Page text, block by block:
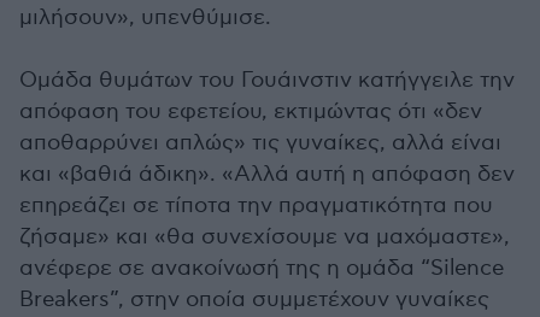
μιλήσουν», υπενθύμισε.
Ομάδα θυμάτων του Γουάινστιν κατήγγειλε την
απόφαση του εφετείου, εκτιμώντας ότι «δεν
αποθαρρύνει απλώς» τις γυναίκες, αλλά είναι
και «βαθιά άδικη». «Αλλά αυτή η απόφαση δεν
επηρεάζει σε τίποτα την πραγματικότητα που
ζήσαμε» και «θα συνεχίσουμε να μαχόμαστε»,
ανέφερε σε ανακοίνωσή της η ομάδα “Silence
Breakers”, στην οποία συμμετέχουν γυναίκες